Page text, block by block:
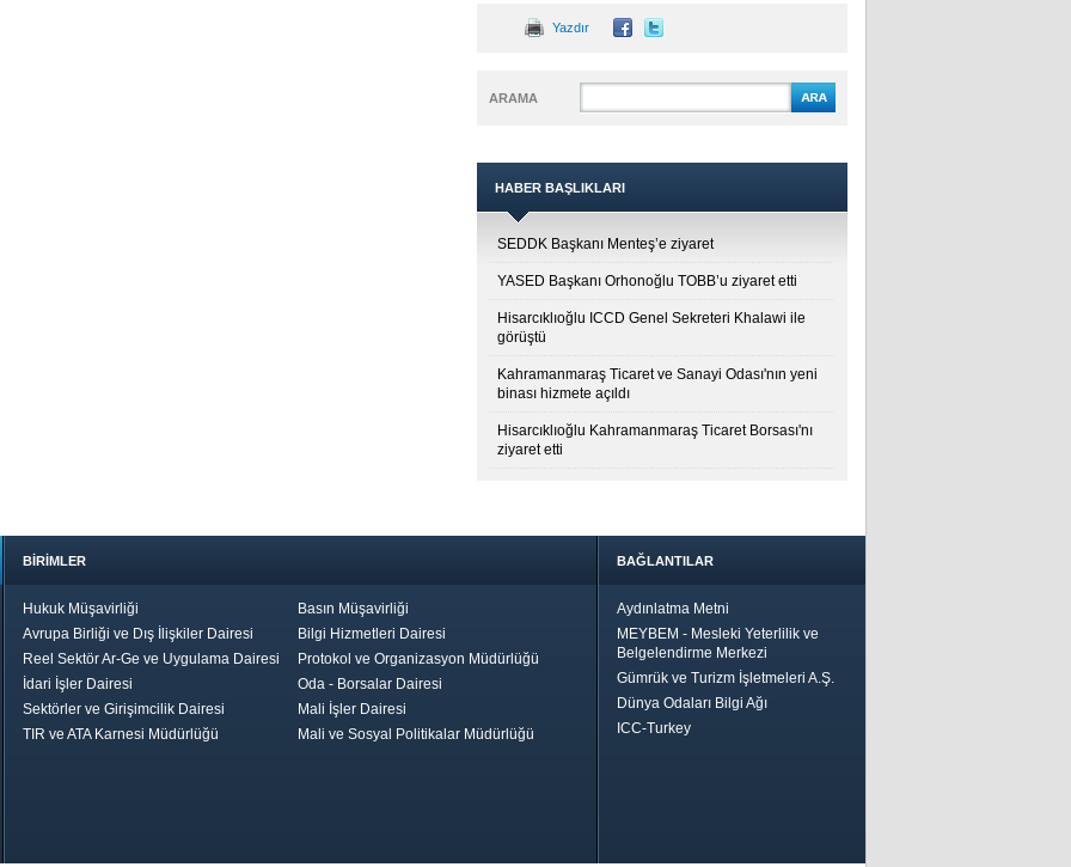
Yazdır
ARAMA
HABER BAŞLIKLARI
SEDDK Başkanı Menteş’e ziyaret
YASED Başkanı Orhonoğlu TOBB’u ziyaret etti
Hisarcıklıoğlu ICCD Genel Sekreteri Khalawi ile
görüştü
Kahramanmaraş Ticaret ve Sanayi Odası'nın yeni
binası hizmete açıldı
Hisarcıklıoğlu Kahramanmaraş Ticaret Borsası'nı
ziyaret etti
Görüş ve Öneriler-
BİRİMLER
Hukuk Müşavirliği
Basın Müşavirliği
Avrupa Birliği ve Dış İlişkiler Dairesi
Bilgi Hizmetleri Dairesi
Reel Sektör Ar-Ge ve Uygulama Dairesi
Protokol ve Organizasyon Müdürlüğü
İdari İşler Dairesi
Oda - Borsalar Dairesi
Sektörler ve Girişimcilik Dairesi
Mali İşler Dairesi
TIR ve ATA Karnesi Müdürlüğü
Mali ve Sosyal Politikalar Müdürlüğü
BAĞLANTILAR
Aydınlatma Metni
MEYBEM - Mesleki Yeterlilik ve
Belgelendirme Merkezi
Gümrük ve Turizm İşletmeleri A.Ş.
Dünya Odaları Bilgi Ağı
ICC-Turkey